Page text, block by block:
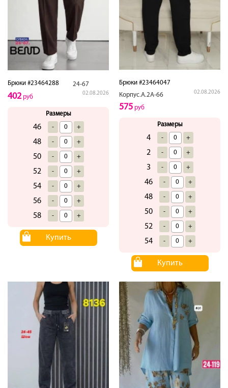
Брюки #23464288 24-67
02.08.2026
402руб
Размеры
46 - +
48 - +
50 - +
52 - +
54 - +
56 - +
58 - +
Купить
Брюки #23464047
Корпус.А.2А-66
02.08.2026
575 руб
Размеры
4 - +
2 - +
3 - +
46 - +
48 - +
50 - +
52 - +
54 - +
Купить